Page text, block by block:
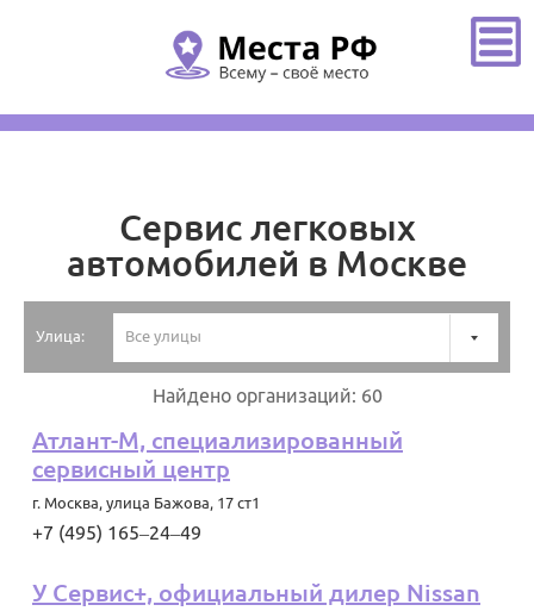
Сервис легковых
автомобилей в Москве
Улица: Все улицы
Найдено организаций: 60
Атлант-М, специализированный
сервисный центр
г. Москва, улица Бажова, 17 ст1
+7 (495) 165‒24‒49
У Сервис+, официальный дилер Nissan